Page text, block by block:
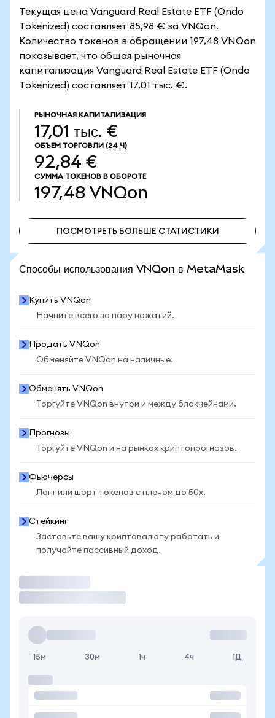
Текущая цена Vanguard Real Estate ETF (Ondo
Tokenized) составляет 85,98 € за VNQon.
Количество токенов в обращении 197,48 VNQon
показывает, что общая рыночная
капитализация Vanguard Real Estate ETF (Ondo
Tokenized) составляет 17,01 тыс. €.
РЫНОЧНАЯ КАПИТАЛИЗАЦИЯ
17,01 тыс. €
ОБЪЕМ ТОРГОВЛИ (24 Ч)
92,84 €
СУММА ТОКЕНОВ В ОБОРОТЕ
197,48 VNQon
ПОСМОТРЕТЬ БОЛЬШЕ СТАТИСТИКИ
Способы использования VNQon в MetaMask
Купить VNQon
Начните всего за пару нажатий.
Продать VNQon
Обменяйте VNQon на наличные.
Обменять VNQon
Торгуйте VNQon внутри и между блокчейнами.
Прогнозы
Торгуйте VNQon и на рынках криптопрогнозов.
Фьючерсы
Лонг или шорт токенов с плечом до 50x.
Стейкинг
Заставьте вашу криптовалюту работать и
получайте пассивный доход.
15м 30м 1ч 4ч 1Д